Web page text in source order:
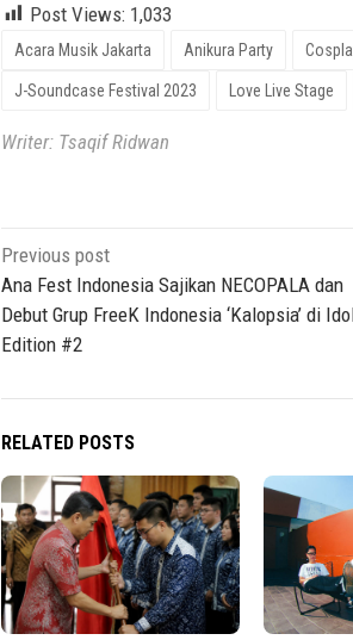
Post Views: 1,033
Acara Musik Jakarta Anikura Party
J-Soundcase Festival 2023 Love Live Stage
Writer: Tsaqif Ridwan
Post
navigation
Previous post
Ana Fest Indonesia Sajikan NECOPALA dan
Debut Grup FreeK Indonesia ‘Kalopsia’ di
Edition #2
RELATED POSTS